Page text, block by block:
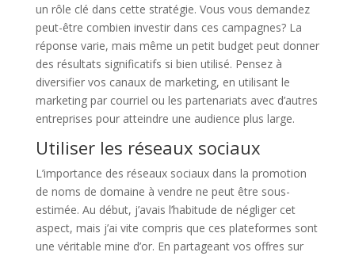
un rôle clé dans cette stratégie. Vous vous demandez
peut-être combien investir dans ces campagnes? La
réponse varie, mais même un petit budget peut donner
des résultats significatifs si bien utilisé. Pensez à
diversifier vos canaux de marketing, en utilisant le
marketing par courriel ou les partenariats avec d’autres
entreprises pour atteindre une audience plus large.
Utiliser les réseaux sociaux
L’importance des réseaux sociaux dans la promotion
de noms de domaine à vendre ne peut être sous-
estimée. Au début, j’avais l’habitude de négliger cet
aspect, mais j’ai vite compris que ces plateformes sont
une véritable mine d’or. En partageant vos offres sur